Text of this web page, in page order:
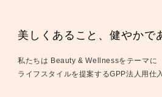
美しくあること、健やかで
私たちは Beauty & Wellnessをテーマに
ライフスタイルを提案するGPP法人用仕